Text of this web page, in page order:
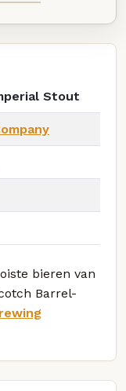
Stout
bieren van
Barrel-